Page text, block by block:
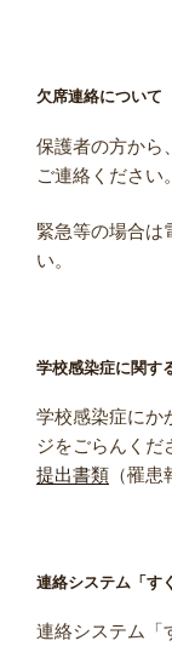
欠席連絡について
保護者の方から
ご連絡ください。
緊急等の場合は
い。
学校感染症に関す
学校感染症に
ジをごらんくだ
提出書類 （罹
連絡システム「す
連絡システム「